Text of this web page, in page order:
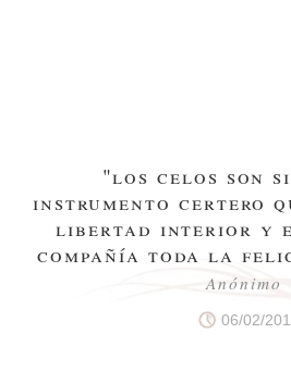
"los celos son
instrumento certero
libertad interior y
compañía toda la
Anónimo
06/02/